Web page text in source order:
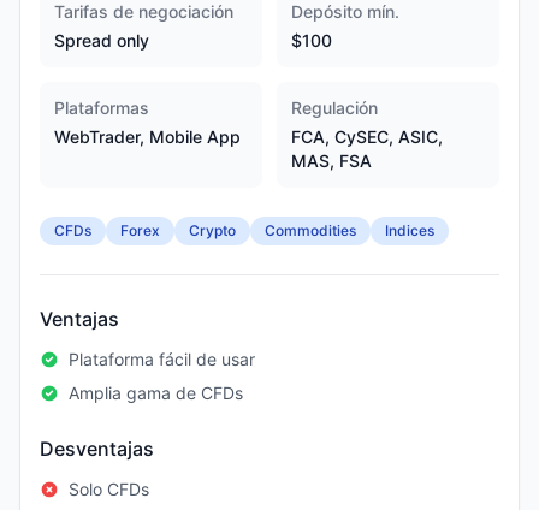
Tarifas de negociación
Spread only
Depósito mín.
$100
Plataformas
WebTrader, Mobile App
Regulación
FCA, CySEC, ASIC,
MAS, FSA
CFDs Forex Crypto Commodities Indices
Ventajas
Plataforma fácil de usar
Amplia gama de CFDs
Desventajas
Solo CFDs